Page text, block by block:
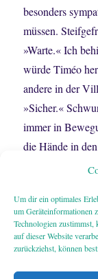
Um dir ein optimales
um Geräteinformationen
Technologien
auf dieser Website
zurückziehst, können
besonders
müssen.
»Warte.« Ich
würde Timéo
andere in der
»Sicher.«
immer in
die Hände in
seine Stirn. Er
Übermaß an
gleich
gefüllt war. Sein